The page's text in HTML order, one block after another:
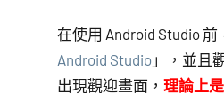
在使用 Android Studio
Android Studio 」，並且
出現觀迎畫面， 理論上